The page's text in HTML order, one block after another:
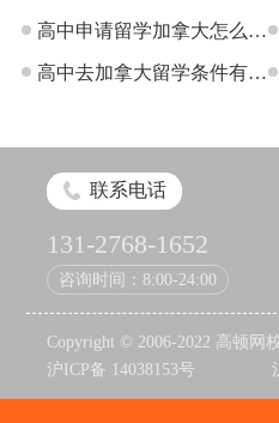
学吗？
高中申请留学加拿大怎么
样？
高中去加拿大留学条件有哪
联系电话
131-2768-1652
咨询时间：8:00-24:00
Copyright © 2006-2022 高顿网
沪ICP备 14038153号